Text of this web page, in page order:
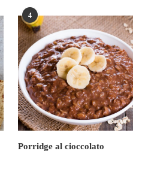
4
Porridge al cioccolato